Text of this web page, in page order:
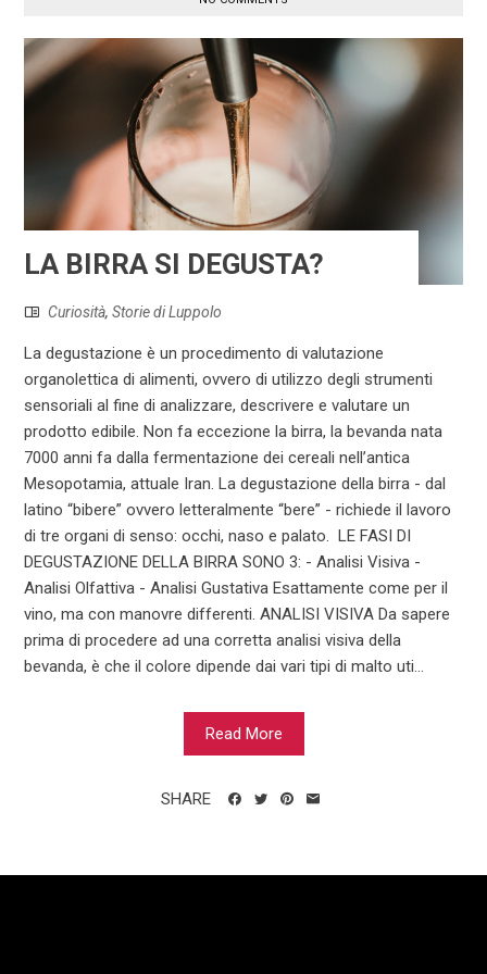
LA BIRRA SI DEGUSTA?
Curiosità,Storie di Luppolo
La degustazione è un procedimento di valutazione
organolettica di alimenti, ovvero di utilizzo degli strumenti
sensoriali al fine di analizzare, descrivere e valutare un
prodotto edibile. Non fa eccezione la birra, la bevanda nata
7000 anni fa dalla fermentazione dei cereali nell’antica
Mesopotamia, attuale Iran. La degustazione della birra - dal
latino “bibere” ovvero letteralmente “bere” - richiede il lavoro
di tre organi di senso: occhi, naso e palato. LE FASI DI
DEGUSTAZIONE DELLA BIRRA SONO 3: - Analisi Visiva -
Analisi Olfattiva - Analisi Gustativa Esattamente come per il
vino, ma con manovre differenti. ANALISI VISIVA Da sapere
prima di procedere ad una corretta analisi visiva della
bevanda, è che il colore dipende dai vari tipi di malto uti...
Read More
SHARE